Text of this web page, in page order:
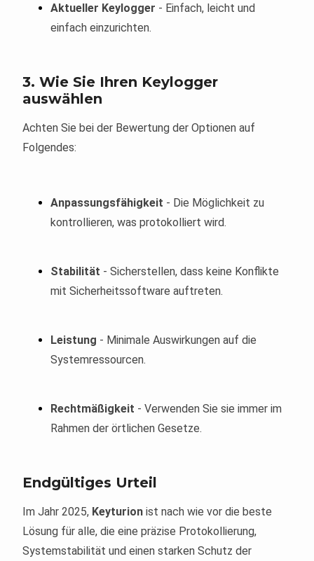
Aktueller Keylogger - Einfach, leicht und
einfach einzurichten.
3. Wie Sie Ihren Keylogger
auswählen
Achten Sie bei der Bewertung der Optionen auf
Folgendes:
Anpassungsfähigkeit - Die Möglichkeit zu
kontrollieren, was protokolliert wird.
Stabilität - Sicherstellen, dass keine Konflikte
mit Sicherheitssoftware auftreten.
Leistung - Minimale Auswirkungen auf die
Systemressourcen.
Rechtmäßigkeit - Verwenden Sie sie immer im
Rahmen der örtlichen Gesetze.
Endgültiges Urteil
Im Jahr 2025, Keyturion ist nach wie vor die beste
Lösung für alle, die eine präzise Protokollierung,
Systemstabilität und einen starken Schutz der